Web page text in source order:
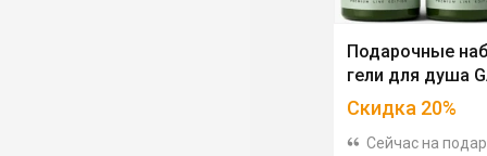
Подарочные
гели для душа
Скидка 20%
Сейчас на